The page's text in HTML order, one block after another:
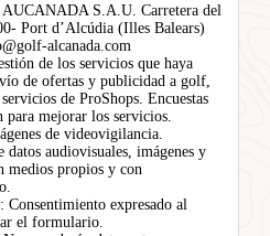
AUCANADA S.A.U. Carretera del
Port d’Alcúdia (Illes Balears)
alcanada.com
de los servicios que haya
de ofertas y publicidad a golf,
de ProShops. Encuestas
para mejorar los servicios.
de videovigilancia.
datos audiovisuales, imágenes y
medios propios y con
: Consentimiento expresado al
el formulario.